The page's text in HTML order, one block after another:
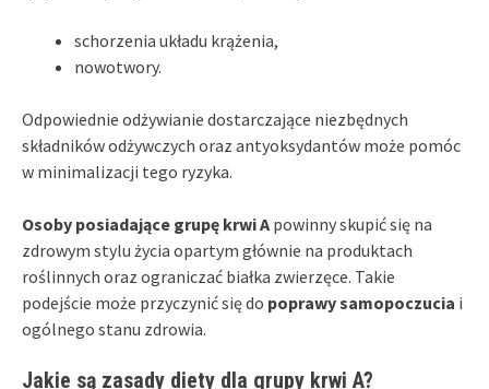
schorzenia układu krążenia,
nowotwory.
Odpowiednie odżywianie dostarczające niezbędnych
składników odżywczych oraz antyoksydantów może pomóc
w minimalizacji tego ryzyka.
Osoby posiadające grupę krwi A powinny skupić się na
zdrowym stylu życia opartym głównie na produktach
roślinnych oraz ograniczać białka zwierzęce. Takie
podejście może przyczynić się do poprawy samopoczucia i
ogólnego stanu zdrowia.
Jakie są zasady diety dla grupy krwi A?